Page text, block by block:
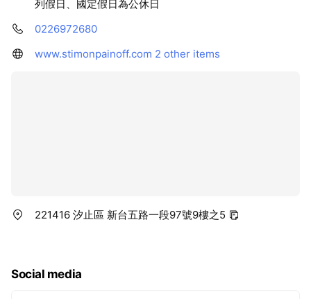
列假日、國定假日為公休日
0226972680
www.stimonpainoff.com 2 other items
221416 汐止區 新台五路一段97號9樓之5
Social media